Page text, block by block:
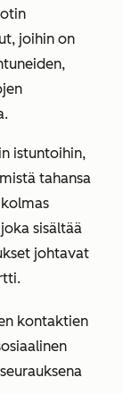
joihin on
istuntoihin,
tahansa
sisältää
johtavat
kontaktien